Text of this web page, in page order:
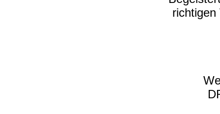
richtigen